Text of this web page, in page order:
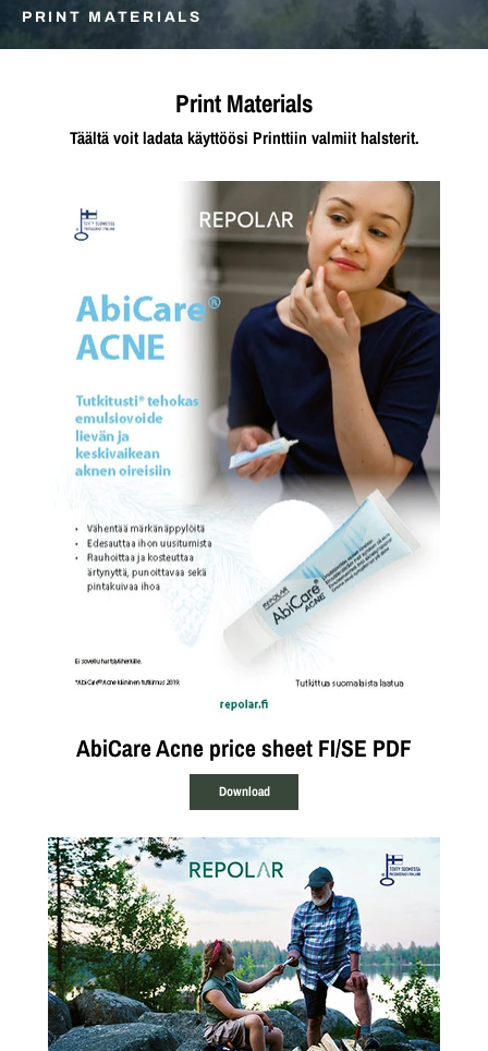
PRINT MATERIALS
Print Materials
Täältä voit ladata käyttöösi Printtiin valmiit halsterit.
AbiCare Acne price sheet FI/SE PDF
Download